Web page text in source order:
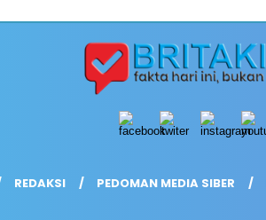
REDAKSI PEDOMAN MEDIA SIBER